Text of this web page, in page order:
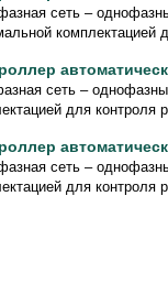
сеть –
комплектацией
сеть –
для контроля
сеть –
для контроля